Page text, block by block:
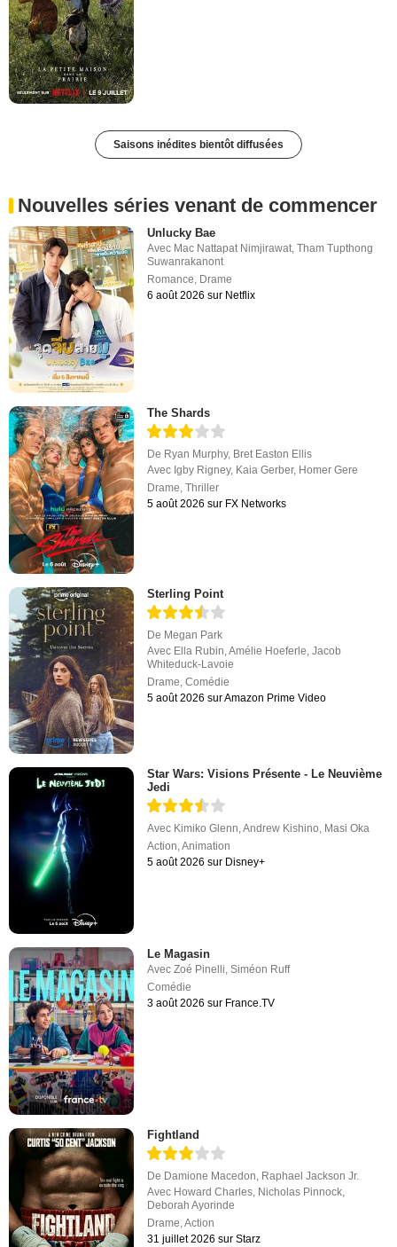
Saisons inédites bientôt diffusées
Nouvelles séries venant de commencer
Unlucky Bae
Avec Mac Nattapat Nimjirawat,Tham Tupthong
Suwanrakanont
Romance, Drame
6 août 2026 sur Netflix
The Shards
De Ryan Murphy, Bret Easton Ellis
Avec Igby Rigney, Kaia Gerber, Homer Gere
Drame,Thriller
5 août 2026 sur FX Networks
Sterling Point
De Megan Park
Avec Ella Rubin ,Amélie Hoeferle ,Jacob
Whiteduck-Lavoie
Drame ,Comédie
5 août 2026 sur Amazon Prime Video
Star Wars: Visions Présente - Le Neuvième
Jedi
Avec Kimiko Glenn,Andrew Kishino, Masi Oka
Action,Animation
5 août 2026 sur Disney+
Le Magasin
AvecZoé Pinelli,Siméon Ruff
Comédie
3 août 2026 sur France.TV
Fightland
De Damione Macedon Raphael Jackson Jr.
Avec Howard Charles Nicholas Pinnock
Deborah Ayorinde
Drame ,Action
31 juillet 2026 sur Starz